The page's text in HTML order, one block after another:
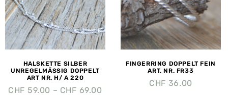
HALSKETTE SILBER
UNREGELMÄSSIG DOPPELT
ART NR. H/ A 220
CHF 59.00 – CHF 69.00
FINGERRING DOPPELT FEIN
ART. NR. FR33
CHF 36.00